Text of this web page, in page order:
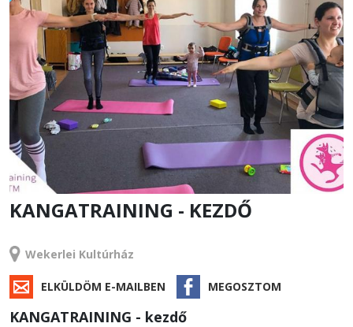
KANGATRAINING - KEZDŐ
Wekerlei Kultúrház
ELKÜLDÖM E-MAILBEN MEGOSZTOM
KANGATRAINING - kezdő